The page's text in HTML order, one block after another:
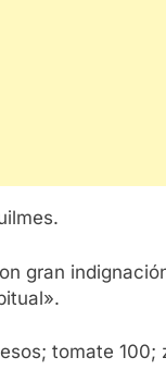
gran
tomate 100;